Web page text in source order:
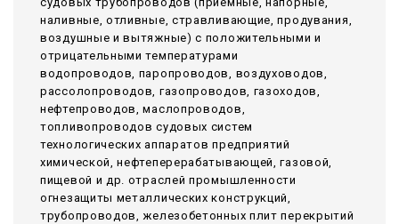
наливные, отливные, стравливающие, продувания,
воздушные и вытяжные) с положительными и
отрицательными температурами
водопроводов, паропроводов, воздуховодов,
рассолопроводов, газопроводов, газоходов,
нефтепроводов, маслопроводов,
топливопроводов судовых систем
технологических аппаратов предприятий
химической, нефтеперерабатывающей, газовой,
пищевой и др. отраслей промышленности
огнезащиты металлических конструкций,
трубопроводов, железобетонных плит перекрытий